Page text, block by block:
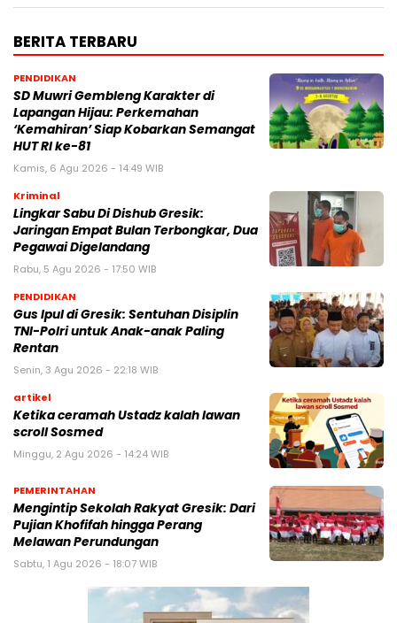
BERITA TERBARU
PENDIDIKAN
SD Muwri Gembleng Karakter di
Lapangan Hijau: Perkemahan
‘Kemahiran’ Siap Kobarkan Semangat
HUT RI ke-81
Kamis, 6 Agu 2026 - 14:49 WIB
Kriminal
Lingkar Sabu Di Dishub Gresik:
Jaringan Empat Bulan Terbongkar, Dua
Pegawai Digelandang
Rabu, 5 Agu 2026 - 17:50 WIB
PENDIDIKAN
Gus Ipul di Gresik: Sentuhan Disiplin
TNI-Polri untuk Anak-anak Paling
Rentan
Senin, 3 Agu 2026 - 22:18 WIB
artikel
Ketika ceramah Ustadz kalah lawan
scroll Sosmed
Minggu, 2 Agu 2026 - 14:24 WIB
PEMERINTAHAN
Mengintip Sekolah Rakyat Gresik: Dari
Pujian Khofifah hingga Perang
Melawan Perundungan
Sabtu, 1 Agu 2026 - 18:07 WIB